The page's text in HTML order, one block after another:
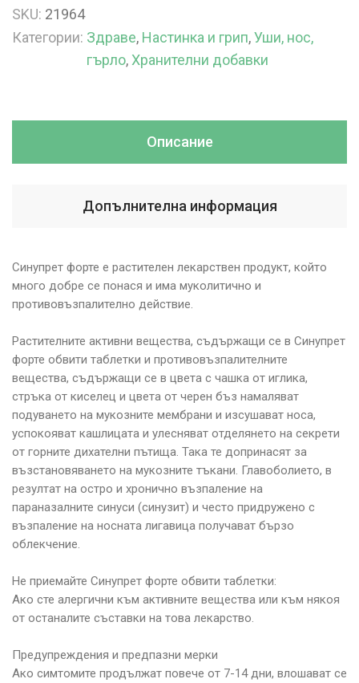
SKU: 21964
Категории: Здраве, Настинка и грип,Уши, нос,
гърло, Хранителни добавки
Описание
Допълнителна информация
Синупрет форте е растителен лекарствен продукт, който
много добре се понася и има муколитично и
противовъзпалително действие.
Растителните активни вещества, съдържащи се в Синупрет
форте обвити таблетки и противовъзпалителните
вещества, съдържащи се в цвета с чашка от иглика,
стръка от киселец и цвета от черен бъз намаляват
подуването на мукозните мембрани и изсушават носа,
успокояват кашлицата и улесняват отделянето на секрети
от горните дихателни пътища. Така те допринасят за
възстановяването на мукозните тъкани. Главоболието, в
резултат на остро и хронично възпаление на
параназалните синуси (синузит) и често придружено с
възпаление на носната лигавица получават бързо
облекчение.
Не приемайте Синупрет форте обвити таблетки:
Ако сте алергични към активните вещества или към някоя
от останалите съставки на това лекарство.
Предупреждения и предпазни мерки
Ако симтомите продължат повече от 7-14 дни, влошават се